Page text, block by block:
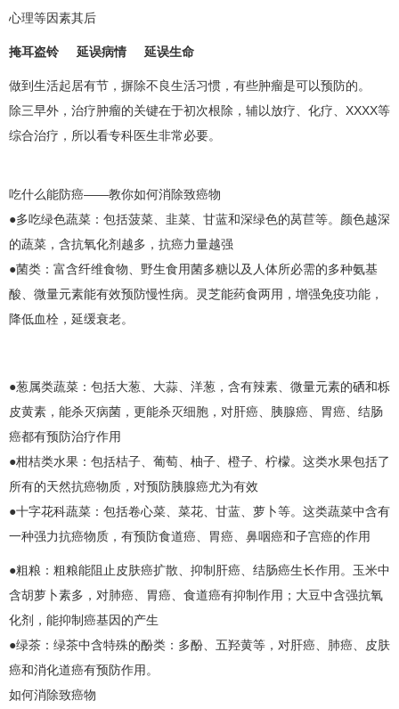
心理等因素其后
掩耳盗铃 延误病情 延误生命
做到生活起居有节，摒除不良生活习惯，有些肿瘤是可以预防的。
除三早外，治疗肿瘤的关键在于初次根除，辅以放疗、化疗、XXXX等
综合治疗，所以看专科医生非常必要。
吃什么能防癌——教你如何消除致癌物
●多吃绿色蔬菜：包括菠菜、韭菜、甘蓝和深绿色的莴苣等。颜色越深
的蔬菜，含抗氧化剂越多，抗癌力量越强
●菌类：富含纤维食物、野生食用菌多糖以及人体所必需的多种氨基
酸、微量元素能有效预防慢性病。灵芝能药食两用，增强免疫功能，
降低血栓，延缓衰老。
●葱属类蔬菜：包括大葱、大蒜、洋葱，含有辣素、微量元素的硒和栎
皮黄素，能杀灭病菌，更能杀灭细胞，对肝癌 胰腺癌 胃癌
结肠
癌都有预防治疗作用
●柑桔类水果：包括桔子、葡萄、柚子、橙子、柠檬。这类水果包括了
所有的天然抗癌物质，对预防胰腺癌尤为有效
●十字花科蔬菜：包括卷心菜、菜花、甘蓝、萝卜等。这类蔬菜中含有
一种强力抗癌物质，有预防食道癌、
胃癌 鼻咽癌和子宫癌的作用
●粗粮：粗粮能阻止 皮肤癌扩散、抑制 肝癌 结肠癌生长作用。玉米中
含胡萝卜素多，对肺癌 胃癌 、食道癌有抑制作用；大豆中含强抗氧
化剂，能抑制癌基因的产生
●绿茶：绿茶中含特殊的酚类：多酚、五羟黄等，对肝癌 肺癌
皮肤
癌和消化道癌有预防作用。
如何消除致癌物